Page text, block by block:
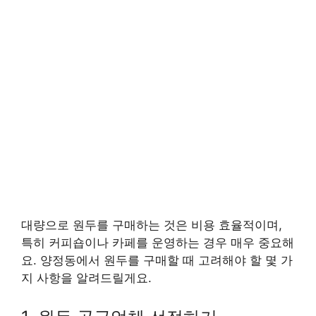
대량으로 원두를 구매하는 것은 비용 효율적이며,
특히 커피숍이나 카페를 운영하는 경우 매우 중요해
요. 양정동에서 원두를 구매할 때 고려해야 할 몇 가
지 사항을 알려드릴게요.